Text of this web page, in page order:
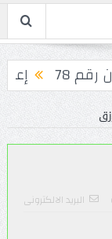
78 إعلان
البريد الالكترونى